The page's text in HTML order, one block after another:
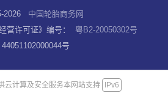
2026
中国轮胎商务网
营许可证》编号：
粤B2-20050302号
号
云计算及安全服务本网站支持 IPv6